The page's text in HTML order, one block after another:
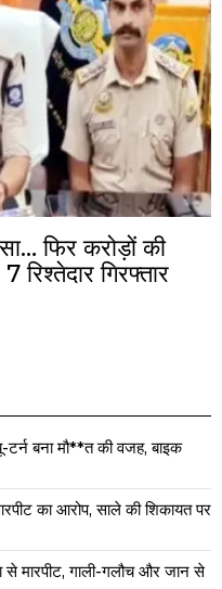
फिर करोड़ों की
गिरफ्तार
टर्न बना मौ**त की वजह, बाइक
का आरोप, साले की शिकायत पर
मारपीट, गाली-गलौच और जान से